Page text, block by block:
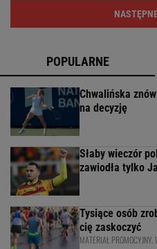
POPULARNE
Chwalińska
na decyzję
Słaby wieczór
zawiodła tylko
Tysiące osób
cię zaskoczyć
MATERIAŁ PROMOCYJNY,